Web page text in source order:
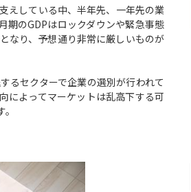
えしている中、半年先、一年先の業
のGDPはロックダウンや緊急事態
なり、予想通り非常に厳しいものが
るセクターで企業の選別が行われて
によってマーケットは乱高下する可